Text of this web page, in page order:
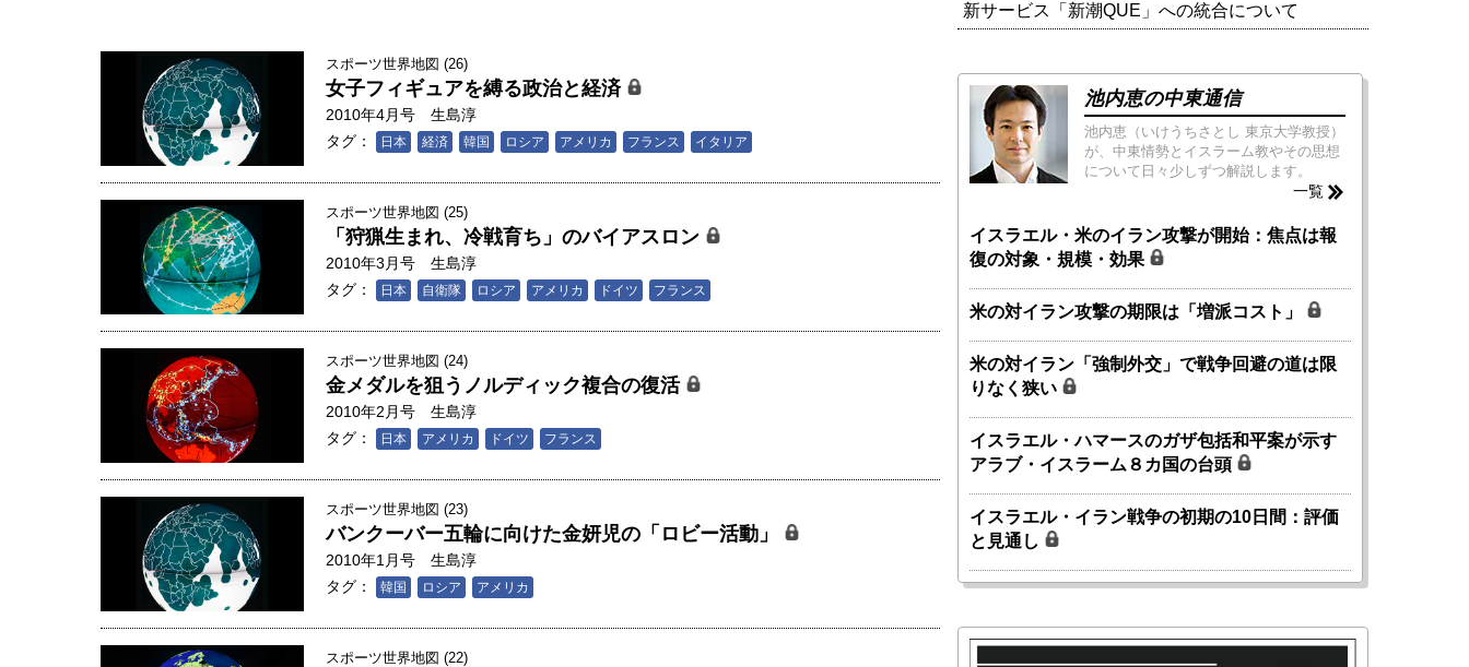
スポーツ世界地図 (26)
女子フィギュアを縛る政治と経済
2010年4月号
生島淳
タグ：
日本 経済 韓国 ロシア アメリカ フランス イタリア
スポーツ世界地図 (25)
「狩猟生まれ、冷戦育ち」のバイアスロン
2010年3月号
生島淳
タグ：
日本 自衛隊 ロシア アメリカ ドイツ フランス
スポーツ世界地図 (24)
金メダルを狙うノルディック複合の復活
2010年2月号
生島淳
タグ：
日本 アメリカ ドイツ フランス
スポーツ世界地図 (23)
バンクーバー五輪に向けた金妍児の「ロビー活動」
2010年1月号
生島淳
タグ：
韓国 ロシア アメリカ
スポーツ世界地図 (22)
新サービス「新潮QUE」への統合について
池内恵の中東通信
池内恵（いけうちさとし 東京大学教授）
が、中東情勢とイスラーム教やその思想
について日々少しずつ解説します。
一覧
イスラエル・米のイラン攻撃が開始：焦点は報
復の対象・規模・効果
米の対イラン攻撃の期限は「増派コスト」
米の対イラン「強制外交」で戦争回避の道は限
りなく狭い
イスラエル・ハマースのガザ包括和平案が示す
アラブ・イスラーム８カ国の台頭
イスラエル・イラン戦争の初期の10日間：評価
と見通し